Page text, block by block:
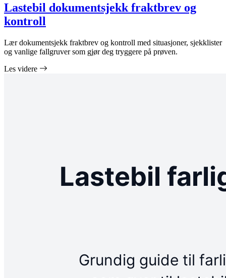
Lastebil dokumentsjekk fraktbrev og
kontroll
Lær dokumentsjekk fraktbrev og kontroll med situasjoner, sjekklister
og vanlige fallgruver som gjør deg tryggere på prøven.
Les videre